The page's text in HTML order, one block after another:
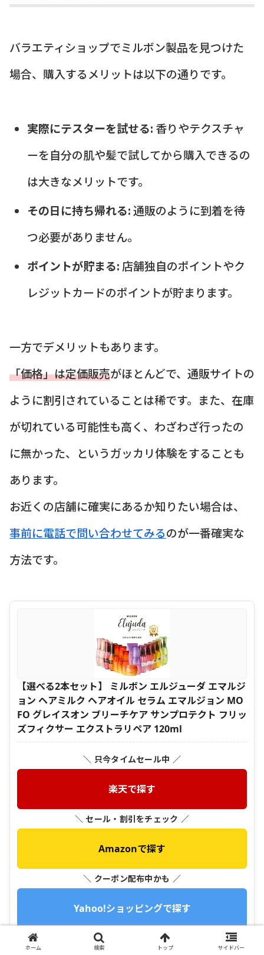
バラエティショップでミルボン製品を見つけた
場合、購入するメリットは以下の通りです。
実際にテスターを試せる: 香りやテクスチャ
ーを自分の肌や髪で試してから購入できるの
は大きなメリットです。
その日に持ち帰れる:通販のように到着を待
つ必要がありません。
ポイントが貯まる: 店舗独自のポイントやク
レジットカードのポイントが貯まります。
一方でデメリットもあります。
「価格」は定価販売がほとんどで、通販サイトの
ように割引されていることは稀です。また、在庫
が切れている可能性も高く、わざわざ行ったの
に無かった、というガッカリ体験をすることも
あります。
お近くの店舗に確実にあるか知りたい場合は、
事前に電話で問い合わせてみるのが一番確実な
方法です。
【選べる2本セット】 ミルボン エルジューダ エマルジ
ョン ヘアミルク ヘアオイル セラム エマルジョン MO
FO グレイスオン ブリーチケア サンプロテクト フリッ
ズフィクサー エクストラリペア 120ml
＼ 只今タイムセール中 ／
楽天で探す
＼ セール・割引をチェック ／
Amazonで探す
＼ クーポン配布中かも ／
Yahoo!ショッピングで探す
＼ メルカリで掘り出し物 ／
ホーム 検索 トップ サイドバー